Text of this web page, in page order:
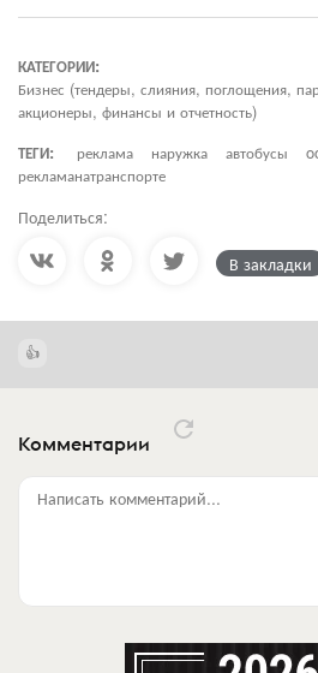
КАТЕГОРИИ:
Бизнес (тендеры, слияния, поглощения,
акционеры, финансы и отчетность)
ТЕГИ:
реклама наружка автобусы
рекламанатранспорте
Поделиться:
В закладки
Комментарии
Написать комментарий...